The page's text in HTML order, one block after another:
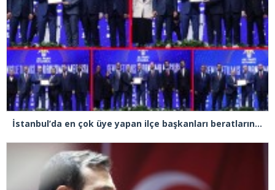
İstanbul’da en çok üye yapan ilçe başkanları beratlarını Cumhurbaşkanı Erdoğan’ın elinden aldı